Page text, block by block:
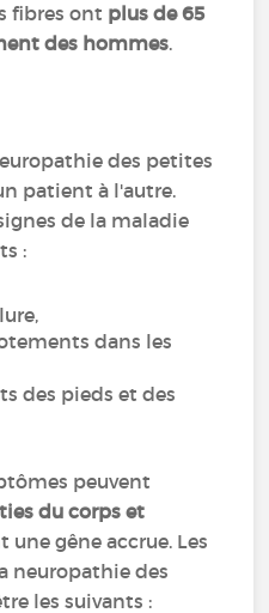
fibres ont plus de 65
des hommes.
des petites
patient à l'autre.
de la maladie
:
dans les
des pieds et des
peuvent
du corps et
une gêne accrue. Les
neuropathie des
les suivants :